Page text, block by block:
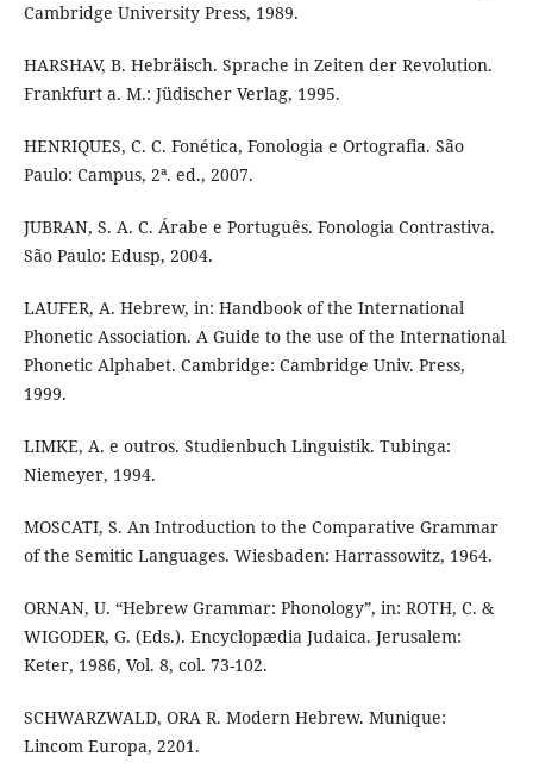
Cambridge University Press, 1989.
HARSHAV, B. Hebräisch. Sprache in Zeiten der Revolution.
Frankfurt a. M.: Jüdischer Verlag, 1995.
HENRIQUES, C. C. Fonética, Fonologia e Ortografia. São
Paulo: Campus, 2ª. ed., 2007.
JUBRAN, S. A. C. Árabe e Português. Fonologia Contrastiva.
São Paulo: Edusp, 2004.
LAUFER, A. Hebrew, in: Handbook of the International
Phonetic Association. A Guide to the use of the International
Phonetic Alphabet. Cambridge: Cambridge Univ. Press,
1999.
LIMKE, A. e outros. Studienbuch Linguistik. Tubinga:
Niemeyer, 1994.
MOSCATI, S. An Introduction to the Comparative Grammar
of the Semitic Languages. Wiesbaden: Harrassowitz, 1964.
ORNAN, U. “Hebrew Grammar: Phonology”, in: ROTH, C. &
WIGODER, G. (Eds.). Encyclopædia Judaica. Jerusalem:
Keter, 1986, Vol. 8, col. 73-102.
SCHWARZWALD, ORA R. Modern Hebrew. Munique:
Lincom Europa, 2201.